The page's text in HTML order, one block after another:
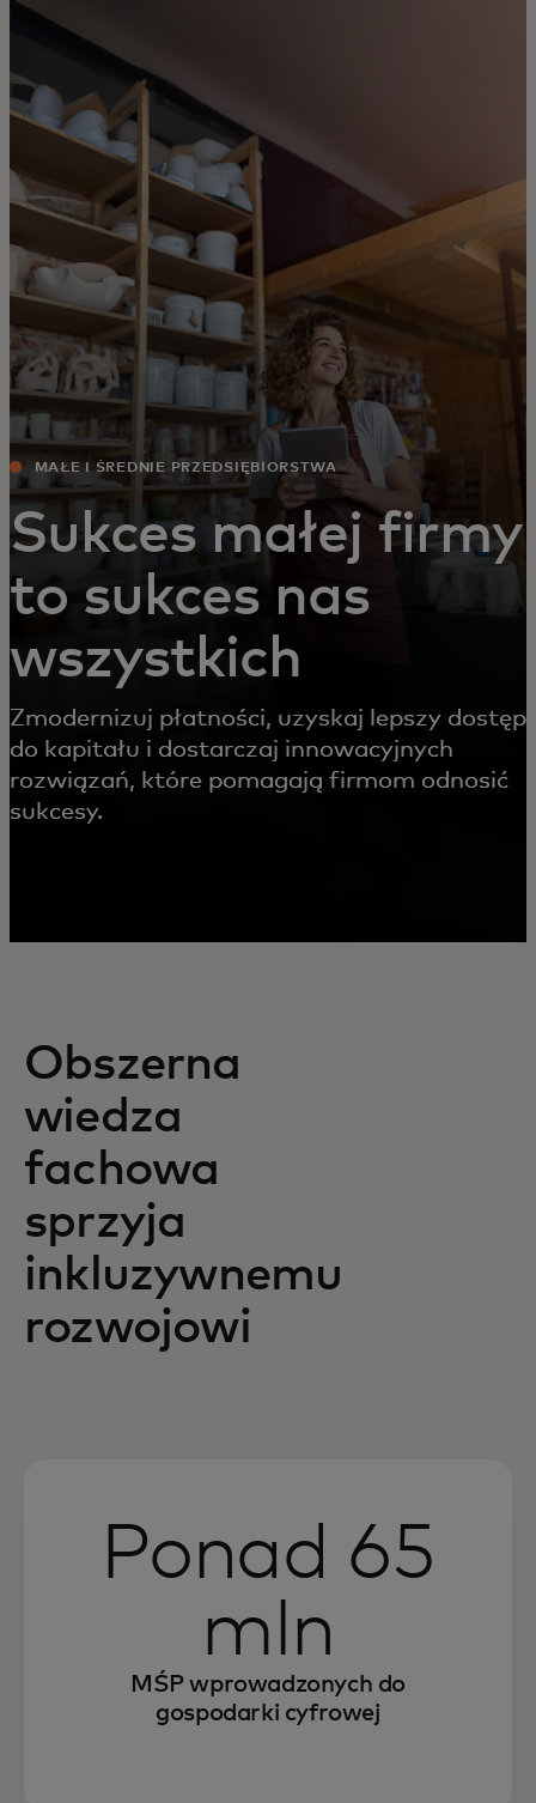
Dla Ciebie
Dla firm
Dla świata
Dla innowatorów
Aktualności i trendy
MAŁE I ŚREDNIE PRZEDSIĘBIORSTWA
Sukces małej firmy
to sukces nas
wszystkich
Zmodernizuj płatności, uzyskaj lepszy dostęp
do kapitału i dostarczaj innowacyjnych
rozwiązań, które pomagają firmom odnosić
sukcesy.
Obszerna
wiedza
fachowa
sprzyja
inkluzywnemu
rozwojowi
Ponad 65
mln
MŚP wprowadzonych do
gospodarki cyfrowej